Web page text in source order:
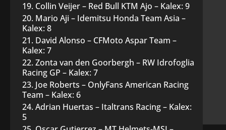
Collin Veijer – Red Bull KTM Ajo – Kalex: 9
Mario Aji – Idemitsu Honda Team Asia –
Kalex: 8
David Alonso – CFMoto Aspar Team –
Kalex: 7
Zonta van den Goorbergh – RW Idrofoglia
Racing GP – Kalex: 7
Joe Roberts – OnlyFans American Racing
Team – Kalex: 6
Adrian Huertas – Italtrans Racing – Kalex:
5